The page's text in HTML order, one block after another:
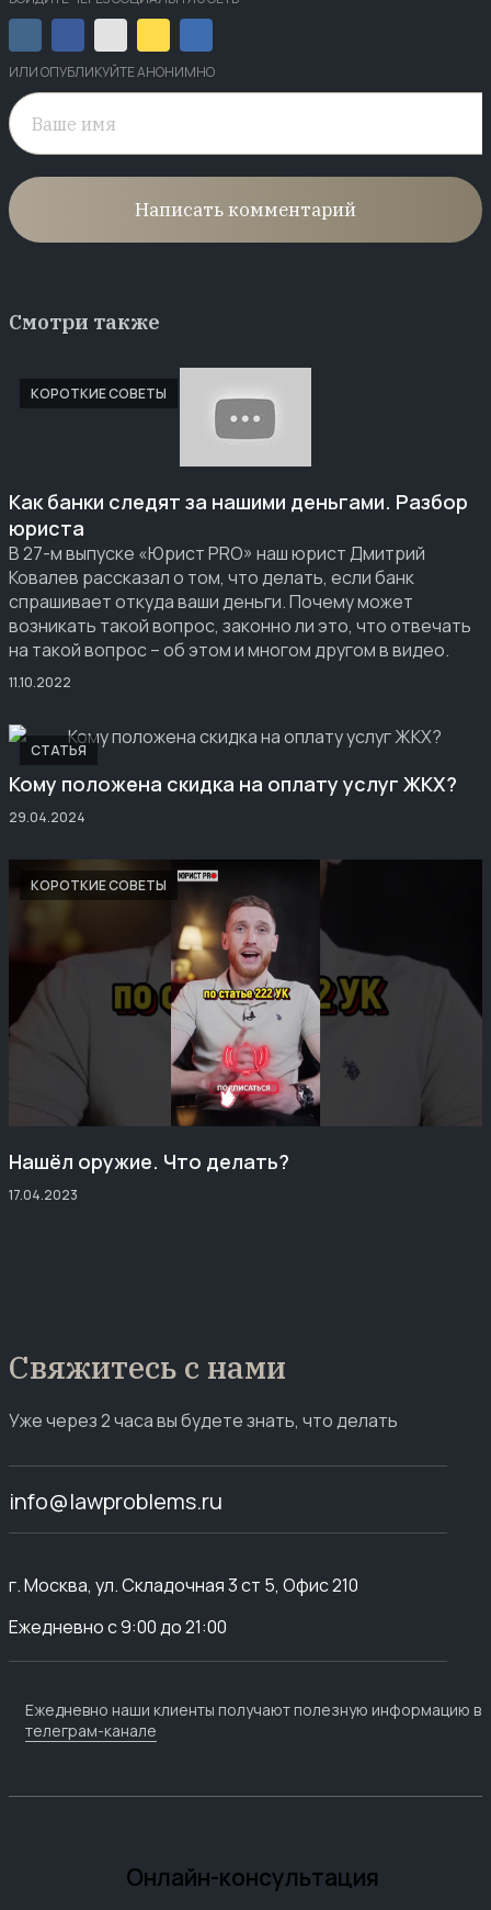
ИЛИ ОПУБЛИКУЙТЕ АНОНИМНО
Написать комментарий
Смотри также
КОРОТКИЕ СОВЕТЫ
Как банки следят за нашими деньгами. Разбор
юриста
В 27-м выпуске «Юрист PRO» наш юрист Дмитрий
Ковалев рассказал о том, что делать, если банк
спрашивает откуда ваши деньги. Почему может
возникать такой вопрос, законно ли это, что отвечать
на такой вопрос – об этом и многом другом в видео.
11.10.2022
СТАТЬЯ
Кому положена скидка на оплату услуг ЖКХ?
29.04.2024
КОРОТКИЕ СОВЕТЫ
Нашёл оружие. Что делать?
17.04.2023
Свяжитесь с нами
Уже через 2 часа вы будете знать, что делать
info@lawproblems.ru
г. Москва, ул. Складочная 3 ст 5, Офис 210
Ежедневно с 9:00 до 21:00
Ежедневно наши клиенты получают полезную информацию в
телеграм-канале
Онлайн-консультация